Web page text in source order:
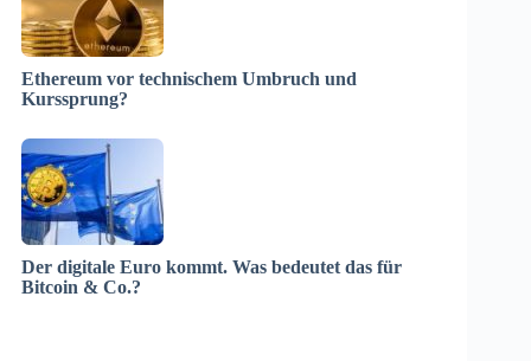
Ethereum vor technischem Umbruch und
Kurssprung?
Der digitale Euro kommt. Was bedeutet das für
Bitcoin & Co.?